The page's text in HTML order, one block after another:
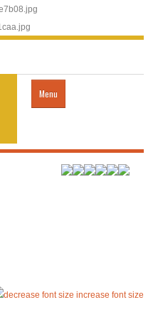
Menu
increase font size